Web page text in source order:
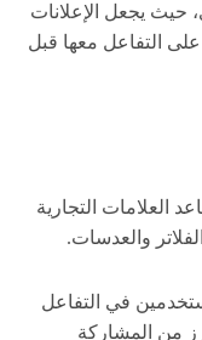
يجعل الإعلانات
التفاعل معها قبل
العلامات التجارية
والعدسات.
في التفاعل
من المشاركة